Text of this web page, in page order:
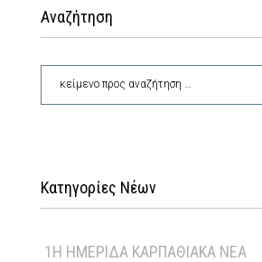
Αναζήτηση
Κατηγορίες Νέων
1Η ΗΜΕΡΊΔΑ ΚΑΡΠΑΘΙΑΚΆ ΝΈΑ